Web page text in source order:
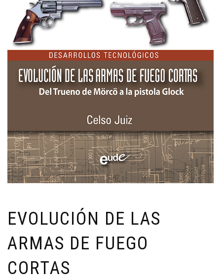
EVOLUCIÓN DE LAS
ARMAS DE FUEGO
CORTAS